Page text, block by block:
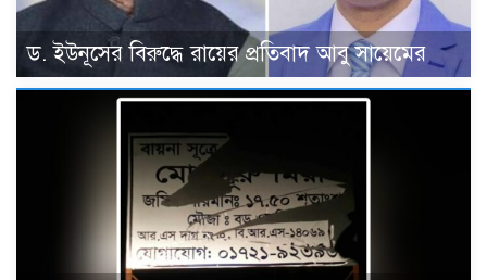
ড. ইউনূসের বিরুদ্ধে রায়ের প্রতিবাদ আবু সায়েমের